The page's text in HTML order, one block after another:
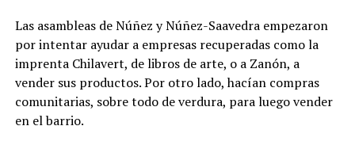
Las asambleas de Núñez y Núñez-Saavedra empezaron
por intentar ayudar a empresas recuperadas como la
imprenta Chilavert, de libros de arte, o a Zanón, a
vender sus productos. Por otro lado, hacían compras
comunitarias, sobre todo de verdura, para luego vender
en el barrio.